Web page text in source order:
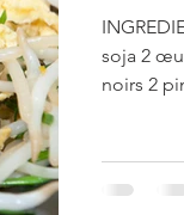
soja 2
noirs 2